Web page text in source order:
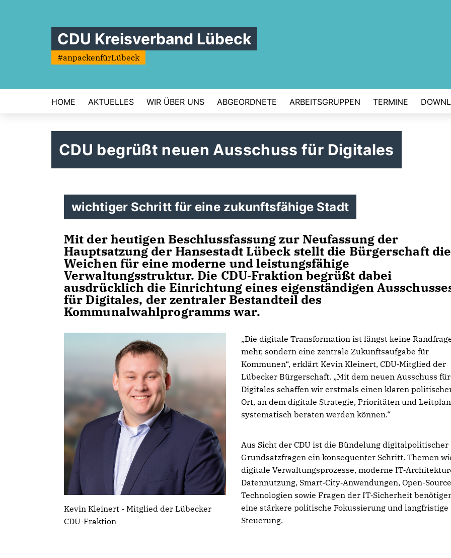
CDU Kreisverband Lübeck
#anpackenfürLübeck
HOME AKTUELLES WIR ÜBER UNS ABGEORDNETE ARBEITSGRUPPEN TERMINE
CDU begrüßt neuen Ausschuss für Digitales
wichtiger Schritt für eine zukunftsfähige Stadt
Mit der heutigen Beschlussfassung zur Neufassung der
Hauptsatzung der Hansestadt Lübeck stellt die Bürgerschaft die
Weichen für eine moderne und leistungsfähige
Verwaltungsstruktur. Die CDU‑Fraktion begrüßt dabei
ausdrücklich die Einrichtung eines eigenständigen
für Digitales, der zentraler Bestandteil des
Kommunalwahlprogramms war.
Kevin Kleinert - Mitglied der Lübecker
CDU-Fraktion
Die digitale Transformation ist längst keine
mehr, sondern eine zentrale Zukunftsaufgabe für
Kommunen“, erklärt Kevin Kleinert, CDU‑Mitglied der
Lübecker Bürgerschaft. „Mit dem neuen Ausschuss für
Digitales schaffen wir erstmals einen klaren
Ort, an dem digitale Strategie, Prioritäten und
systematisch beraten werden können.“
Aus Sicht der CDU ist die Bündelung digitalpolitischer
Grundsatzfragen ein konsequenter Schritt. Themen
digitale Verwaltungsprozesse, moderne
Datennutzung, Smart‑City‑Anwendungen, Open-
Technologien sowie Fragen der IT‑Sicherheit
eine stärkere politische Fokussierung und langfristige
Steuerung.